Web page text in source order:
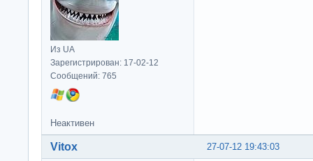
Из UA
Зарегистрирован: 17-02-12
Сообщений: 765
Неактивен
27-07-12 19:43:03
Vitox